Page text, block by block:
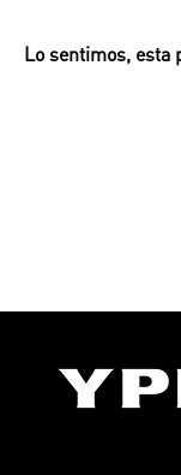
Lo sentimos, esta